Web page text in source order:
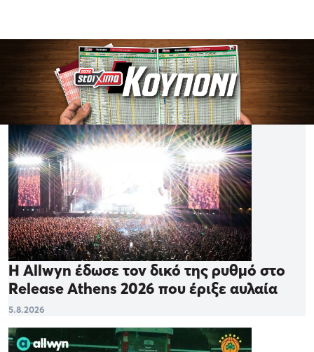
Η Allwyn έδωσε τον δικό της ρυθμό στο
Release Athens 2026 που έριξε αυλαία
5.8.2026